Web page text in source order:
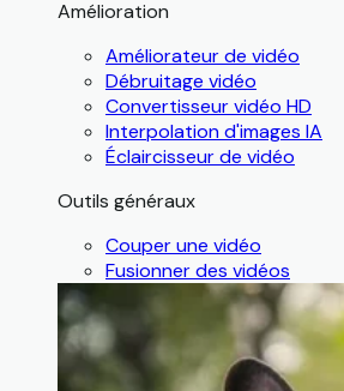
Amélioration
Améliorateur de vidéo
Débruitage vidéo
Convertisseur vidéo HD
Interpolation d'images IA
Éclaircisseur de vidéo
Outils généraux
Couper une vidéo
Fusionner des vidéos